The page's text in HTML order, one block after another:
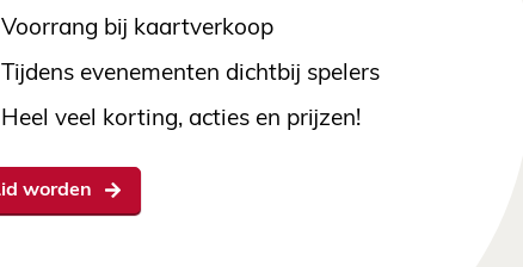
Voorrang bij kaartverkoop
Tijdens evenementen dichtbij spelers
Heel veel korting, acties en prijzen!
worden